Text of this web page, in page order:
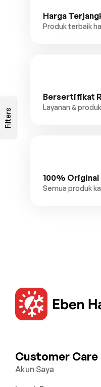
Filters
Harga
Produk terbaik
Bersertifikat
Layanan &
100% Original
Semua produk
Customer Care
Akun Saya